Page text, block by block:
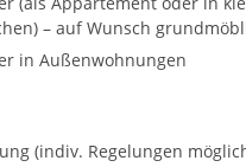
– auf Wunsch
in Außenwohnungen
(indiv. Regelungen